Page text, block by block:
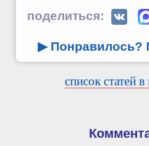
поделиться:
▶ Понравилось?
список статей в